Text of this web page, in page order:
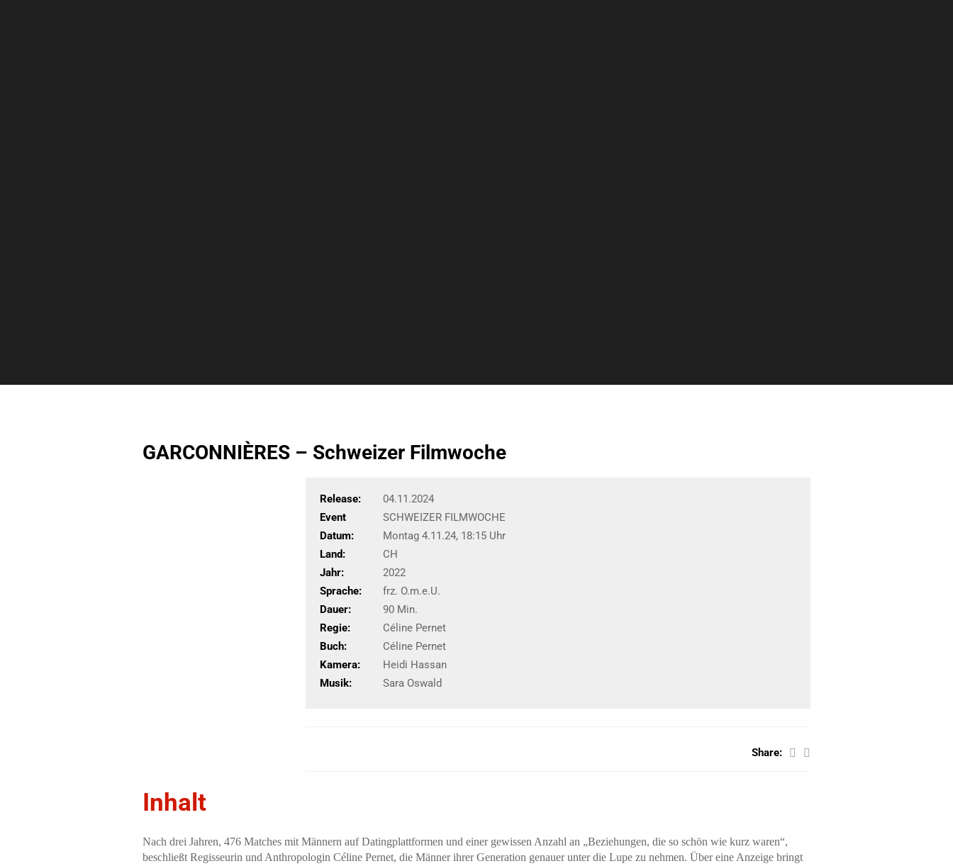
GARCONNIÈRES – Schweizer Filmwoche
Release:
04.11.2024
Event
SCHWEIZER FILMWOCHE
Datum:
Montag 4.11.24, 18:15 Uhr
Land:
CH
Jahr:
2022
Sprache:
frz. O.m.e.U.
Dauer:
90 Min.
Regie:
Céline Pernet
Buch:
Céline Pernet
Kamera:
Heidi Hassan
Musik:
Sara Oswald
Share:
Inhalt
Nach drei Jahren, 476 Matches mit Männern auf Datingplattformen und einer gewissen Anzahl an „Beziehungen, die so schön wie kurz waren“,
beschließt Regisseurin und Anthropologin Céline Pernet, die Männer ihrer Generation genauer unter die Lupe zu nehmen. Über eine Anzeige bringt